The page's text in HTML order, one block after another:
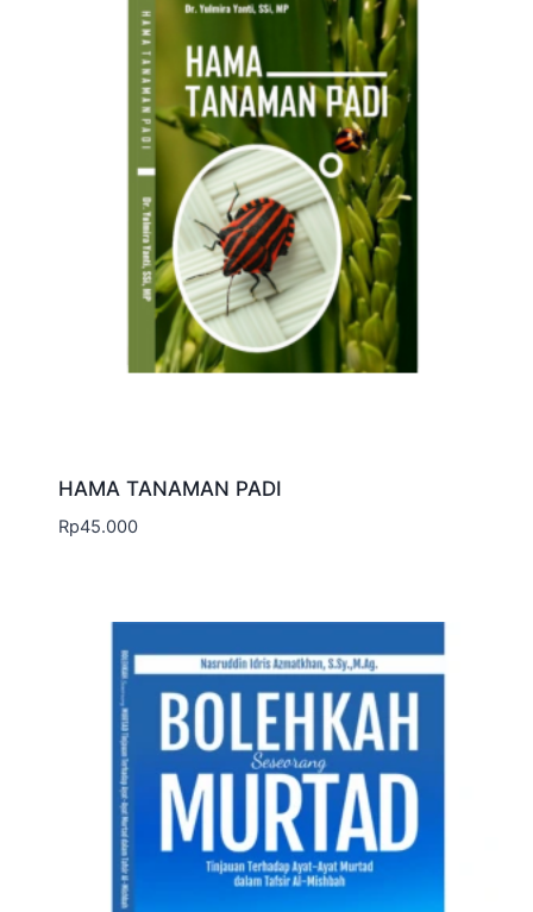
HAMA TANAMAN PADI
Rp45.000